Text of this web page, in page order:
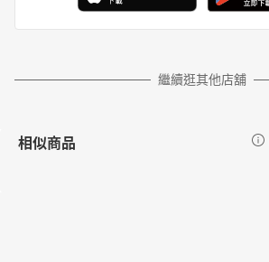
繼續逛其他店舖
相似商品